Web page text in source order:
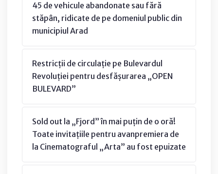
45 de vehicule abandonate sau fără
stăpân, ridicate de pe domeniul public din
municipiul Arad
Restricții de circulație pe Bulevardul
Revoluției pentru desfășurarea „OPEN
BULEVARD”
Sold out la „Fjord” în mai puțin de o oră!
Toate invitațiile pentru avanpremiera de
la Cinematograful „Arta” au fost epuizate